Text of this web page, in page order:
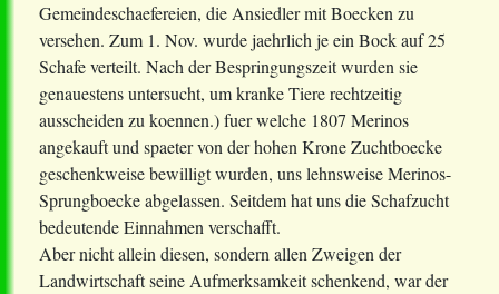
Gemeindeschaefereien, die Ansiedler mit Boecken zu
versehen. Zum 1. Nov. wurde jaehrlich je ein Bock auf 25
Schafe verteilt. Nach der Bespringungszeit wurden sie
genauestens untersucht, um kranke Tiere rechtzeitig
ausscheiden zu koennen.) fuer welche 1807 Merinos
angekauft und spaeter von der hohen Krone Zuchtboecke
geschenkweise bewilligt wurden, uns lehnsweise Merinos-
Sprungboecke abgelassen. Seitdem hat uns die Schafzucht
bedeutende Einnahmen verschafft.
Aber nicht allein diesen, sondern allen Zweigen der
Landwirtschaft seine Aufmerksamkeit schenkend, war der